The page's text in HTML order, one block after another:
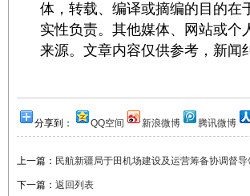
体，转载、编译或摘编的目的在
实性负责。其他媒体、网站或个
来源。文章内容仅供参考，新闻
分享到： QQ空间 新浪微博 腾讯微博
上一篇： 民航新疆局于田机场建设及运营筹备协调督
下一篇： 返回列表